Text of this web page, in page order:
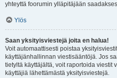
yhteyttä foorumin ylläpitäjään
Ylös
Saan yksityisviestejä joita en halua!
Voit automaattisesti poistaa
käyttäjänhallinnan viestisääntöjä. Jos
tietyltä käyttäjältä, voit raportoida viestit
käyttäjiä lähettämästä yksityisviestejä.